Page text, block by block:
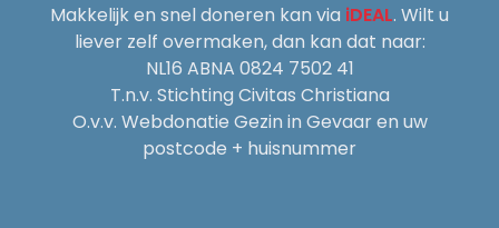
Makkelijk en snel doneren kan via iDEAL. Wilt u
liever zelf overmaken, dan kan dat naar:
NL16 ABNA 0824 7502 41
T.n.v. Stichting Civitas Christiana
O.v.v. Webdonatie Gezin in Gevaar en uw
postcode + huisnummer